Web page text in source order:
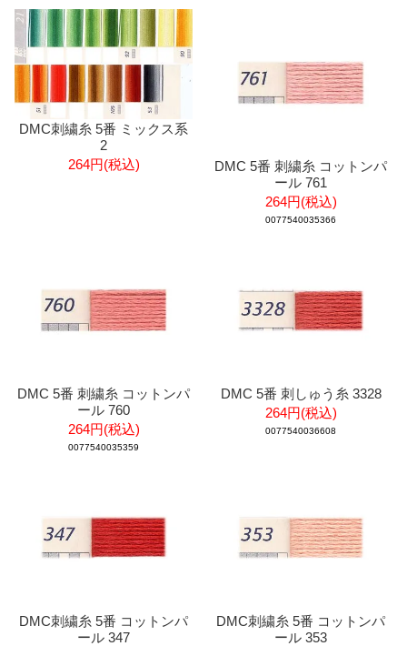
DMC刺繍糸 5番 ミックス系
2
264円(税込)
DMC 5番 刺繍糸 コットンパ
ール 761
264円(税込)
0077540035366
DMC 5番 刺繍糸 コットンパ
ール 760
264円(税込)
0077540035359
DMC 5番 刺しゅう糸 3328
264円(税込)
0077540036608
DMC刺繍糸 5番 コットンパ
ール 347
DMC刺繍糸 5番 コットンパ
ール 353